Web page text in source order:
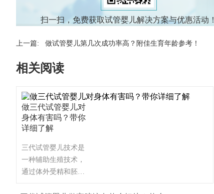
扫一扫，免费获取试管婴儿解决方案与优惠活动！
上一篇: 做试管婴儿第几次成功率高？附佳生育年龄参考！
相关阅读
做三代试管婴儿对
身体有害吗？带你
详细了解
三代试管婴儿技术是
一种辅助生殖技术，
通过体外受精和胚胎